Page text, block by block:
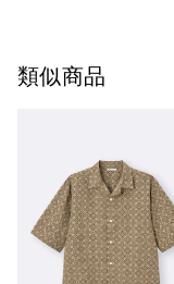
類似商品